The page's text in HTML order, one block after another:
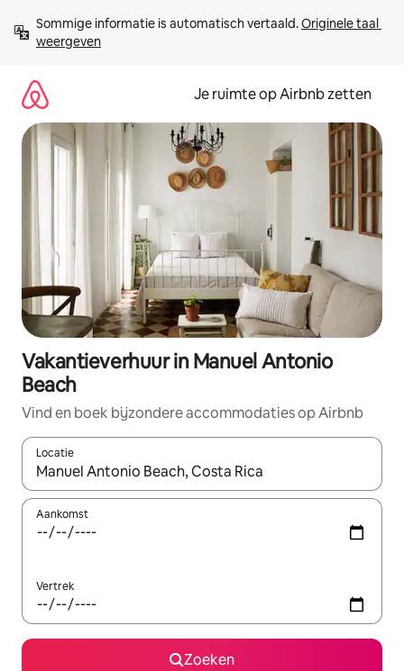
direct
naar
Sommige informatie is automatisch vertaald. Originele taal
weergeven
Je ruimte op Airbnb zetten
Vakantieverhuur in Manuel Antonio
Beach
Vind en boek bijzondere accommodaties op Airbnb
Locatie
Wanneer er suggesties beschikbaar zijn, maak je een keuze
Aankomst
Vertrek
Zoeken